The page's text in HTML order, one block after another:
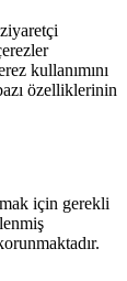
kullanımını
özelliklerinin
için gerekli